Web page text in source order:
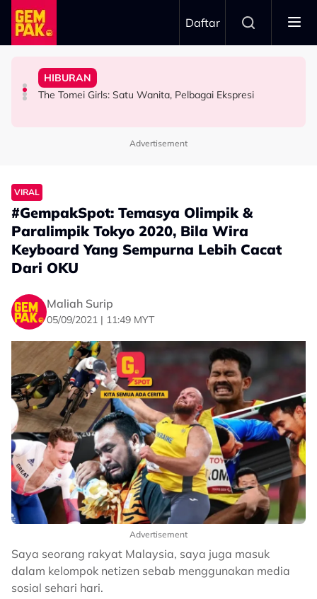
Skip to main content
Daftar
“Jangan Meroyan,Merentan...” - Ammar Alfian Pertahan
Aliff Aziz, Minta Netizen Berhenti Menghukum
HIBURAN
The Tomei Girls: Satu Wanita, Pelbagai Ekspresi
“Mungkin Rupa Saya Sesuai…” – Dipuji Tampan, Aliff
Aziz Anggap M. Nasir Sekadar Bergurau
Iqbal Tolak Tawaran Gimik Bercinta Dengan Artis Cantik
& Popular - “Saya Tak Mahu Main Perasaan Orang
Advertisement
VIRAL
#GempakSpot: Temasya Olimpik &
Paralimpik Tokyo 2020, Bila Wira
Keyboard Yang Sempurna Lebih Cacat
Dari OKU
Maliah Surip
05/09/2021 | 11:49 MYT
Advertisement
Saya seorang rakyat Malaysia, saya juga masuk
dalam kelompok netizen sebab menggunakan media
sosial sehari hari.